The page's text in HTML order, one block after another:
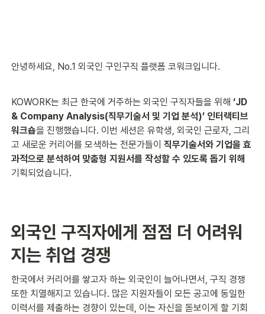
안녕하세요, No.1 외국인 구인구직 플랫폼 코워크입니다.
KOWORK는 최근 한국에 거주하는 외국인 구직자들을 위해 ‘JD
& Company Analysis(직무기술서 및 기업 분석)’ 인터랙티브
워크숍을 진행했습니다. 이번 세션은 유학생, 외국인 근로자, 그리
고 새로운 커리어를 모색하는 전문가들이 직무기술서와 기업을 효
과적으로 분석하여 맞춤형 지원서를 작성할 수 있도록 돕기 위해
기획되었습니다.
외국인 구직자에게 점점 더 어려워
지는 취업 경쟁
한국에서 커리어를 쌓고자 하는 외국인이 늘어나면서, 구직 경쟁
또한 치열해지고 있습니다. 많은 지원자들이 모든 공고에 동일한
이력서를 제출하는 경향이 있는데, 이는 자신을 돋보이게 할 기회